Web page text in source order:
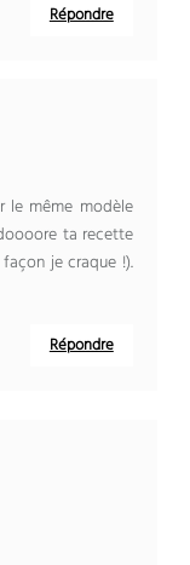
Répondre
le même modèle
ta recette
je craque !).
Répondre